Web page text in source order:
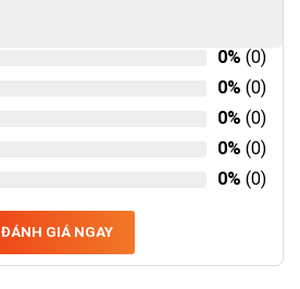
0% (0)
0% (0)
0% (0)
0% (0)
0% (0)
ĐÁNH GIÁ NGAY